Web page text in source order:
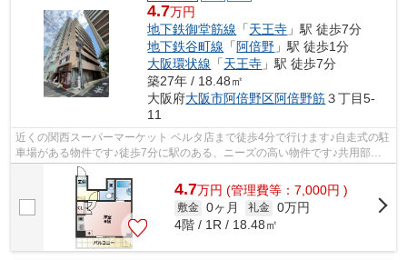
4.7万円
地下鉄御堂筋線 「天王寺 」駅 徒歩7分
地下鉄谷町線 「 阿倍野 」駅 徒歩1分
大阪環状線 「天王寺 」駅 徒歩7分
築27年 / 18.48㎡
大阪府大阪市阿倍野区阿倍野筋３丁目5-
11
近くの関西スーパーマーケット ベルタ店まで徒歩4分で行けます♪自走式の駐
車場がある物件です♪徒歩7分に駅のある、ニーズの高い物件です♪共用部に
はエレベータ・敷地内ごみ置き場など...
4.7万円 (管理費等：7,000円 )
敷金 0ヶ月 礼金 0万円
4階 / 1R / 18.48㎡